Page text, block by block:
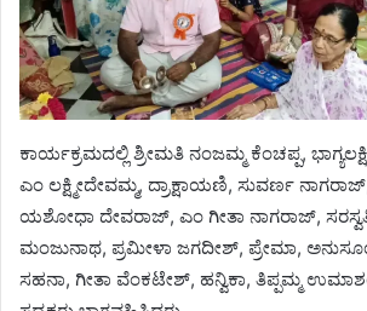
ಕಾರ್ಯಕ್ರಮದಲ್ಲಿ ಶ್ರೀಮತಿ ನಂಜಮ್ಮ ಕೆಂಚಪ್ಪ,
ಎಂ ಲಕ್ಷ್ಮೀದೇವಮ್ಮ, ದ್ರಾಕ್ಷಾಯಣಿ, ಸುವರ್ಣ
ಯಶೋಧಾ ದೇವರಾಜ್, ಎಂ ಗೀತಾ ನಾಗರಾಜ್, ಸರಸ್ವತಿ
ಮಂಜುನಾಥ, ಪ್ರಮೀಳಾ ಜಗದೀಶ್, ಪ್ರೇಮಾ,
ಸಹನಾ, ಗೀತಾ ವೆಂಕಟೇಶ್, ಹನ್ವಿಕಾ, ತಿಪ್ಪಮ್ಮ